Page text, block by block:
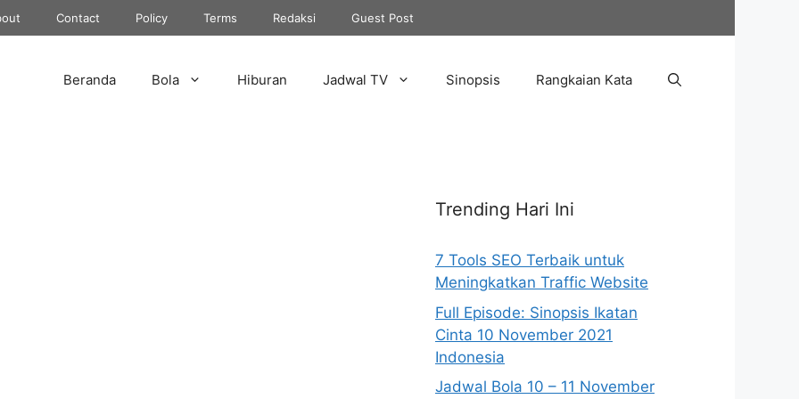
Contact Policy Terms Redaksi Guest Post
Beranda Bola Hiburan Jadwal TV Sinopsis Rangkaian Kata
Trending Hari Ini
7 Tools SEO Terbaik untuk
Meningkatkan Traffic Website
Full Episode: Sinopsis Ikatan
Cinta 10 November 2021
Indonesia
Jadwal Bola 10 – 11 November